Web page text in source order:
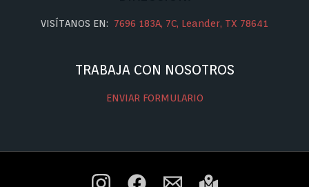
VISÍTANOS EN: 7696 183A, 7C, Leander, TX 78641
TRABAJA CON NOSOTROS
ENVIAR FORMULARIO